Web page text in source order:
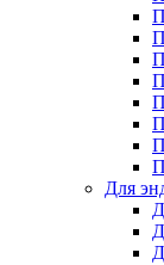
Для